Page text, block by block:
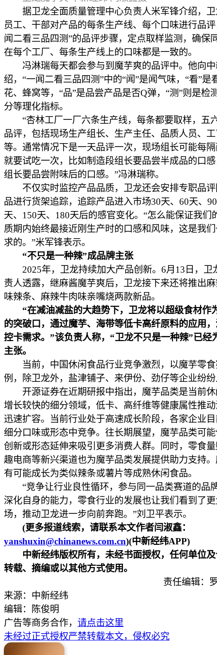
据卫龙全面质量管理中心负责人米军锋介绍，卫
员工、干部对产品的每条生产线、每个口味进行品
闻二看三品四测”的品评步骤，定点取样监测，确保
在每个工厂、每条生产线上的口味都是一致的。
冯淋瑞每天都会参与到魔芋爽的品评中。他向中
绍，“一闻二看三品四测”中的“闻”是闻气味，“看”是
花、蜂窝等，“品”是品尝产品是否Q弹，“测”则是检
分等理化指标。
“杏林工厂一厂六条生产线，每条都要取样，五
品评，包括现场生产组长、生产主任、品质人员、
等。通常情况下是一天品评一次，现场组长可能每
就要试吃一次，比如制造段组长要品尝半成品的口
组长要品尝附味后的口感。”冯淋瑞称。
不仅实时监控产品品质，卫龙还会安排专职品评
品进行货架追踪，追踪产品进入市场30天、60天、
天、150天、180天后的感官变化。“怎么能保证我们
质期内始终最接近刚生产时的口感和风味，这是我
求的。”米军锋表示。
“不只是一种辣”成品牌主张
2025年，卫龙持续加大产品创新。6月13日，卫
责人透露，继麻酱魔芋爽后，卫龙接下来还将推出
味辣条、麻辣牛肉味亲嘴烧两款新品。
“在减油减盐的大趋势下，卫龙将以超级食材作
的突破口，通过魔芋、海带等低卡高纤原料的应用
控卡需求。”该负责人称，“卫龙不只是一种辣”已经
主张。
当前，中国休闲食品行业竞争激烈，以魔芋零食
例，除卫龙外，盐津铺子、来伊份、劲仔等企业纷
开源证券在近期研报中指出，魔芋品类是当前休
增长较快的细分领域，低卡、高纤维等健康属性推
迅速扩容。当前行业处于高速成长阶段，各家企业
细分口味或形态中竞争。往长期展望，魔芋品类可
创新或形态延伸来吸引更多消费人群。同时，零食
趣电商等新兴渠道也为魔芋品类发展提供助力支持
有可能成长为类似辣条或薯片等成熟休闲食品。
“竞争让行业良性循环，参与同一品类赛道的品
深化自身的能力，零食行业的发展也让我们看到了
场，推动卫龙进一步向前奔跑。”刘卫平表示。
(更多报道线索，请联系本文作者闫淑鑫：
yanshuxin@chinanews.com.cn)(中新经纬APP)
中新经纬版权所有，未经书面授权，任何单位
转载、摘编或以其他方式使用。
责任编辑：
来源：中新经纬
编辑：陈俊明
广告等商务合作， 请点击这里
未经过正式授权严禁转载本文，侵权必究